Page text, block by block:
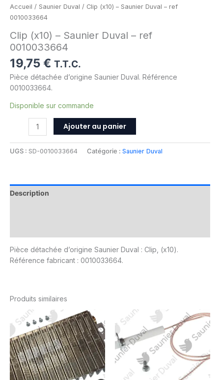
Accueil / Saunier Duval / Clip (x10) – Saunier Duval – ref
0010033664
Clip (x10) – Saunier Duval – ref
0010033664
19,75 € T.T.C.
Pièce détachée d’origine Saunier Duval. Référence
0010033664.
Disponible sur commande
Ajouter au panier
UGS : SD-0010033664 Catégorie : Saunier Duval
Description
Pièce détachée d’origine Saunier Duval : Clip, (x10).
Référence fabricant : 0010033664.
Produits similaires